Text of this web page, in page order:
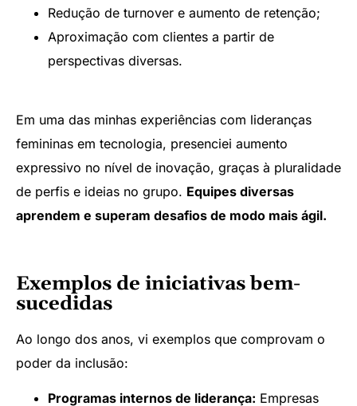
Redução de turnover e aumento de retenção;
Aproximação com clientes a partir de
perspectivas diversas.
Em uma das minhas experiências com lideranças
femininas em tecnologia, presenciei aumento
expressivo no nível de inovação, graças à pluralidade
de perfis e ideias no grupo. Equipes diversas
aprendem e superam desafios de modo mais ágil.
Exemplos de iniciativas bem-
sucedidas
Ao longo dos anos, vi exemplos que comprovam o
poder da inclusão:
Programas internos de liderança: Empresas